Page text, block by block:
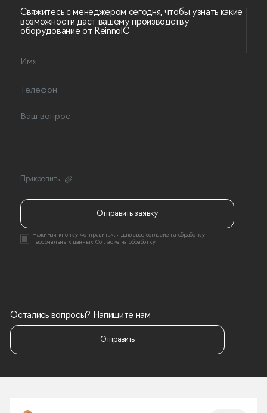
Свяжитесь с менеджером сегодня, чтобы узнать какие
возможности даст вашему производству
оборудование от ReinnolC
Прикрепить
Отправить заявку
Нажимая кнопку «отправить», я даю свое согласие на обработку
персональных данных Согласие на обработку
Остались вопросы? Напишите нам
Отправить